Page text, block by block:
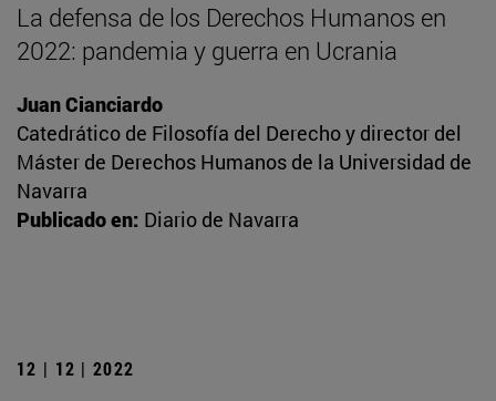
La defensa de los Derechos Humanos en
2022: pandemia y guerra en Ucrania
Juan Cianciardo
Catedrático de Filosofía del Derecho y director del
Máster de Derechos Humanos de la Universidad de
Navarra
Publicado en: Diario de Navarra
12 | 12 | 2022